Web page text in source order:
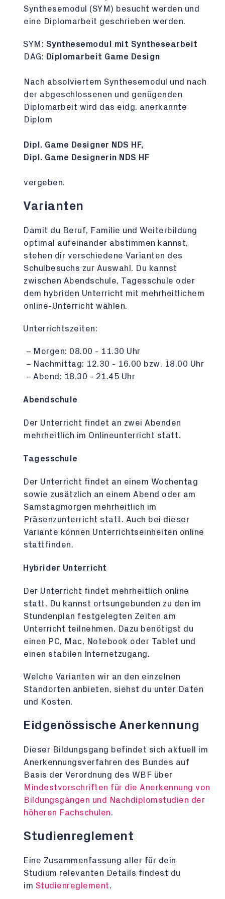
Synthesemodul (SYM) besucht werden und
eine Diplomarbeit geschrieben werden.
SYM: Synthesemodul mit Synthesearbeit
DAG: Diplomarbeit Game Design
Nach absolviertem Synthesemodul und nach
der abgeschlossenen und genügenden
Diplomarbeit wird das eidg. anerkannte
Diplom
Dipl. Game Designer NDS HF,
Dipl. Game Designerin NDS HF
vergeben.
Varianten
Damit du Beruf, Familie und Weiterbildung
optimal aufeinander abstimmen kannst,
stehen dir verschiedene Varianten des
Schulbesuchs zur Auswahl. Du kannst
zwischen Abendschule, Tagesschule oder
dem hybriden Unterricht mit mehrheitlichem
online-Unterricht wählen.
Unterrichtszeiten:
Morgen: 08.00 - 11.30 Uhr
Nachmittag: 12.30 - 16.00 bzw. 18.00 Uhr
Abend: 18.30 - 21.45 Uhr
Abendschule
Der Unterricht findet an zwei Abenden
mehrheitlich im Onlineunterricht statt.
Tagesschule
Der Unterricht findet an einem Wochentag
sowie zusätzlich an einem Abend oder am
Samstagmorgen mehrheitlich im
Präsenzunterricht statt. Auch bei dieser
Variante können Unterrichtseinheiten online
stattfinden.
Hybrider Unterricht
Der Unterricht findet mehrheitlich online
statt. Du kannst ortsungebunden zu den im
Stundenplan festgelegten Zeiten am
Unterricht teilnehmen. Dazu benötigst du
einen PC, Mac, Notebook oder Tablet und
einen stabilen Internetzugang.
Welche Varianten wir an den einzelnen
Standorten anbieten, siehst du unter Daten
und Kosten.
Eidgenössische Anerkennung
Dieser Bildungsgang befindet sich aktuell im
Anerkennungsverfahren des Bundes auf
Basis der Verordnung des WBF über
Mindestvorschriften für die Anerkennung von
Bildungsgängen und Nachdiplomstudien der
höheren Fachschulen.
Studienreglement
Eine Zusammenfassung aller für dein
Studium relevanten Details findest du
im Studienreglement.